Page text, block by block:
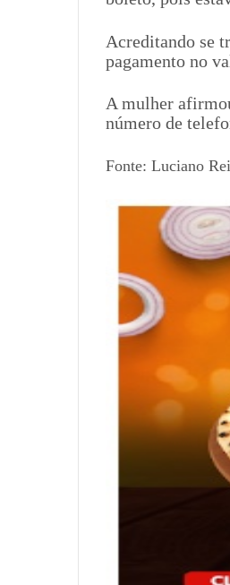
Acreditando se
pagamento no
A mulher
número de
Fonte: Luciano